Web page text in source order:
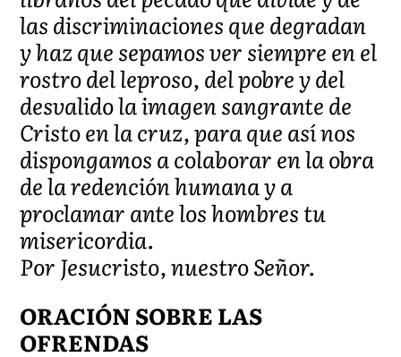
las discriminaciones que degradan
y haz que sepamos ver siempre en el
rostro del leproso, del pobre y del
desvalido la imagen sangrante de
Cristo en la cruz, para que así nos
dispongamos a colaborar en la obra
de la redención humana y a
proclamar ante los hombres tu
misericordia.
Por Jesucristo, nuestro Señor.
ORACIÓN SOBRE LAS
OFRENDAS